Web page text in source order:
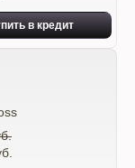
в кредит